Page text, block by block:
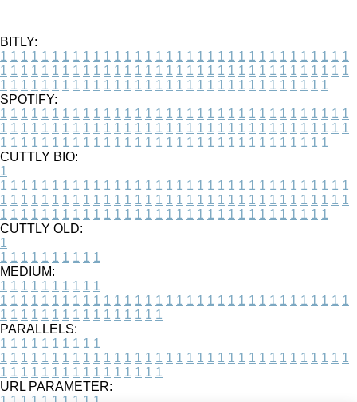
BITLY:
1 1 1 1 1 1 1 1 1 1 1 1 1 1 1 1 1 1 1 1 1 1 1 1 1 1 1 1 1 1 1 1 1 1
1 1 1 1 1 1 1 1 1 1 1 1 1 1 1 1 1 1 1 1 1 1 1 1 1 1 1 1 1 1 1 1 1 1
1 1 1 1 1 1 1 1 1 1 1 1 1 1 1 1 1 1 1 1 1 1 1 1 1 1 1 1 1 1 1 1
SPOTIFY:
1 1 1 1 1 1 1 1 1 1 1 1 1 1 1 1 1 1 1 1 1 1 1 1 1 1 1 1 1 1 1 1 1 1
1 1 1 1 1 1 1 1 1 1 1 1 1 1 1 1 1 1 1 1 1 1 1 1 1 1 1 1 1 1 1 1 1 1
1 1 1 1 1 1 1 1 1 1 1 1 1 1 1 1 1 1 1 1 1 1 1 1 1 1 1 1 1 1 1 1
CUTTLY BIO:
1
1 1 1 1 1 1 1 1 1 1 1 1 1 1 1 1 1 1 1 1 1 1 1 1 1 1 1 1 1 1 1 1 1 1
1 1 1 1 1 1 1 1 1 1 1 1 1 1 1 1 1 1 1 1 1 1 1 1 1 1 1 1 1 1 1 1 1 1
1 1 1 1 1 1 1 1 1 1 1 1 1 1 1 1 1 1 1 1 1 1 1 1 1 1 1 1 1 1 1 1
CUTTLY OLD:
1
1 1 1 1 1 1 1 1 1 1
MEDIUM:
1 1 1 1 1 1 1 1 1 1
1 1 1 1 1 1 1 1 1 1 1 1 1 1 1 1 1 1 1 1 1 1 1 1 1 1 1 1 1 1 1 1 1 1
1 1 1 1 1 1 1 1 1 1 1 1 1 1 1 1
PARALLELS:
1 1 1 1 1 1 1 1 1 1
1 1 1 1 1 1 1 1 1 1 1 1 1 1 1 1 1 1 1 1 1 1 1 1 1 1 1 1 1 1 1 1 1 1
1 1 1 1 1 1 1 1 1 1 1 1 1 1 1 1
URL PARAMETER: